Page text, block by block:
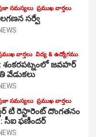
సమస్యలు ప్రముఖ వార్తలు
సర్వే
వార్తలు విద్య & ఉద్యోగము
శంకరపట్నంలో జవహర్
సమస్యలు ప్రముఖ వార్తలు
టి రెస్టారెంట్ దొంగతనం
: సీఐ ఫణిందర్